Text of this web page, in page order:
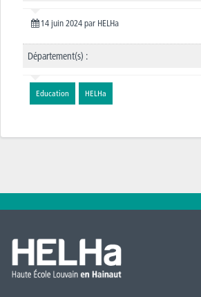
14 juin 2024 par HELHa
Département(s) :
Education HELHa